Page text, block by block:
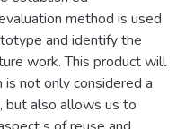
method is used
and identify the
work. This product will
not only considered a
but also allows us to